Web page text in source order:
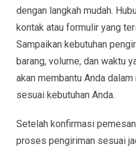
dengan langkah mudah.
kontak atau formulir yang
Sampaikan kebutuhan
barang, volume, dan waktu
akan membantu Anda
sesuai kebutuhan Anda.
Setelah konfirmasi
proses pengiriman sesuai